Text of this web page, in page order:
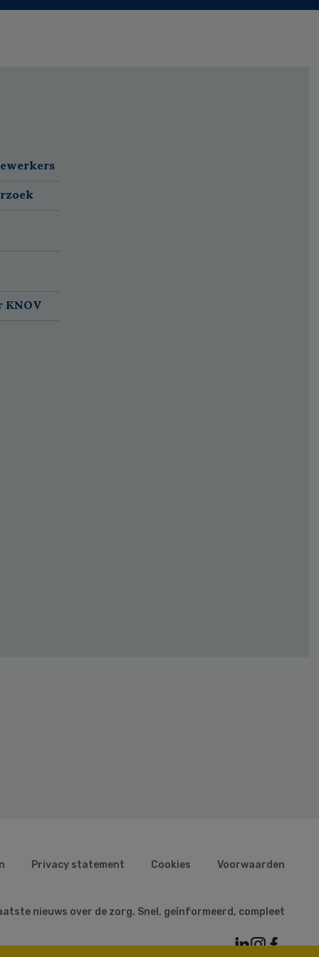
KNOV
Privacy statement Cookies Voorwaarden
nieuws over de zorg. Snel, geïnformeerd, compleet